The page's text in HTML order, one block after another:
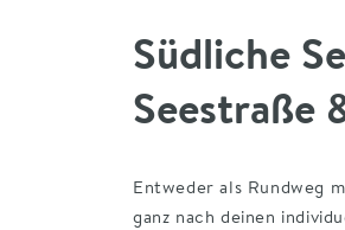
Südliche
Seestraße
Entweder als Rundweg
ganz nach deinen